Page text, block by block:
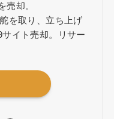
売却。
を取り、立ち上げ
イト売却。リサー